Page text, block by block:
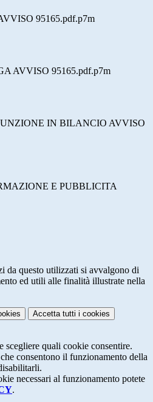
95165.pdf.p7m
AVVISO 95165.pdf.p7m
IN BILANCIO AVVISO
E PUBBLICITA
da questo utilizzati si avvalgono di
ed utili alle finalità illustrate nella
Accetta tutti i cookies
scegliere quali cookie consentire.
consentono il funzionamento della
necessari al funzionamento potete
.